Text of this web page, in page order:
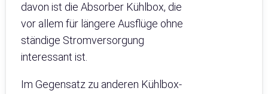
davon ist die Absorber Kühlbox, die
vor allem für längere Ausflüge ohne
ständige Stromversorgung
interessant ist.
Im Gegensatz zu anderen Kühlbox-